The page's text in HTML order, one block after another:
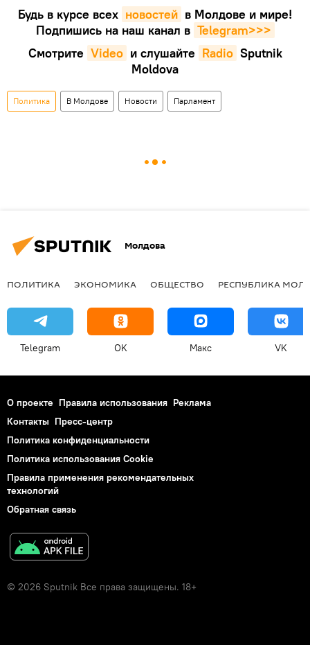
Будь в курсе всех новостей в Молдове и мире!
Подпишись на наш канал в Telegram>>>
Смотрите Video и слушайте Radio Sputnik
Moldova
Политика В Молдове Новости Парламент
Молдова
ПОЛИТИКА ЭКОНОМИКА ОБЩЕСТВО РЕСПУБЛИКА
Telegram OK Макс VK
О проекте Правила использования Реклама
Контакты Пресс-центр
Политика конфиденциальности
Политика использования Cookie
Правила применения рекомендательных
технологий
Обратная связь
© 2026 Sputnik Все права защищены. 18+